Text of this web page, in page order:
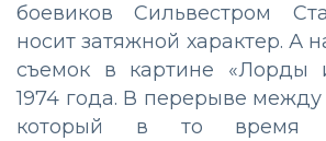
боевиков Сильвестром
носит затяжной характер. А
съемок в картине «Лорды
1974 года. В перерыве
который в то время